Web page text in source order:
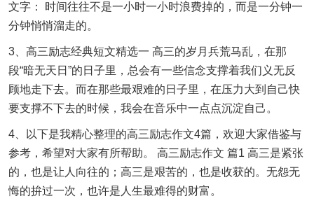
文字： 时间往往不是一小时一小时浪费掉的，而是一分钟一
分钟悄悄溜走的。
3、高三励志经典短文精选一 高三的岁月兵荒马乱，在那
段“暗无天日”的日子里，总会有一些信念支撑着我们义无反
顾地走下去。而在那些最艰难的日子里，在压力大到自己快
要支撑不下去的时候，我会在音乐中一点点沉淀自己。
4、以下是我精心整理的高三励志作文4篇，欢迎大家借鉴与
参考，希望对大家有所帮助。 高三励志作文 篇1 高三是紧张
的，也是让人向往的；高三是艰苦的，也是收获的。无怨无
悔的拚过一次，也许是人生最难得的财富。